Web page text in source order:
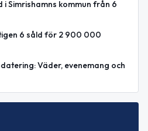
i Simrishamns kommun från 6
6 såld för 2 900 000
Väder, evenemang och